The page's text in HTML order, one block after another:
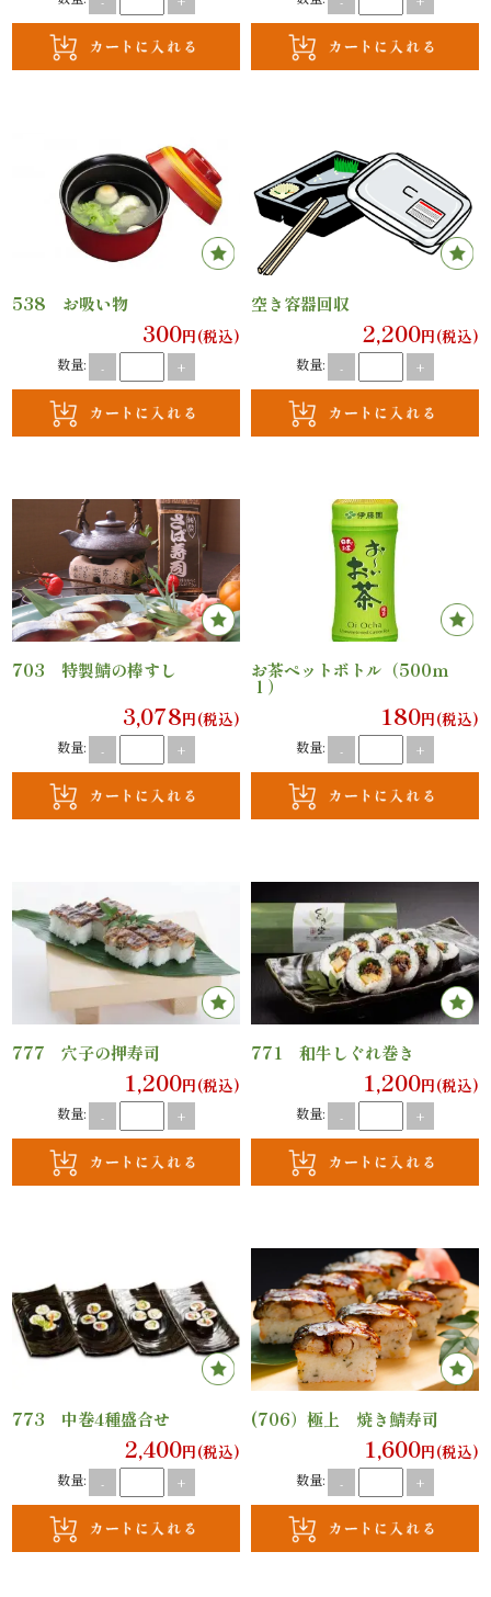
理
オ
ブ
ル
寿
司
一
オ
プ
シ
ョ
近
江
メ
ン
鮮
ン
江
と
野
538 お吸い物
300円(税込)
数量: - +
空き容器回収
2,200円(税込)
数量: - +
703 特製鯖の棒すし
3,078円(税込)
数量: - +
お茶ペットボトル（500ｍ
ｌ）
180円(税込)
数量: - +
777 穴子の押寿司
1,200円(税込)
数量: - +
771 和牛しぐれ巻き
1,200円(税込)
数量: - +
773 中巻4種盛合せ
2,400円(税込)
数量: - +
(706）極上 焼き鯖寿司
1,600円(税込)
数量: - +